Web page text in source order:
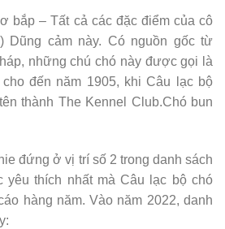
bắp – Tất cả các đặc điểm của cô
Dũng cảm này. Có nguồn gốc từ
những chú chó này được gọi là
cho đến năm 1905, khi Câu lạc bộ
thành The Kennel Club.Chó bun
đứng ở vị trí số 2 trong danh sách
yêu thích nhất mà Câu lạc bộ chó
hàng năm. Vào năm 2022, danh